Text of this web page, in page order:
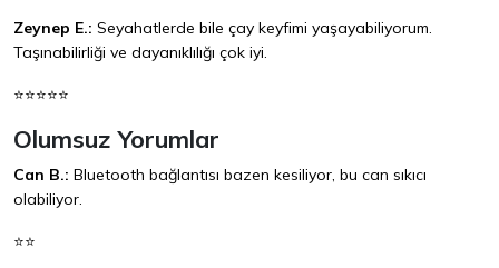
Zeynep E.: Seyahatlerde bile çay keyfimi yaşayabiliyorum.
Taşınabilirliği ve dayanıklılığı çok iyi.
⭐⭐⭐⭐⭐
Olumsuz Yorumlar
Can B.: Bluetooth bağlantısı bazen kesiliyor, bu can sıkıcı
olabiliyor.
⭐⭐